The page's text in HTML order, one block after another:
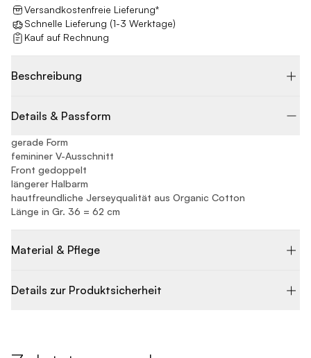
Versandkostenfreie Lieferung*
Schnelle Lieferung (1-3 Werktage)
Kauf auf Rechnung
Beschreibung
Details & Passform
gerade Form
femininer V-Ausschnitt
Front gedoppelt
längerer Halbarm
hautfreundliche Jerseyqualität aus Organic Cotton
Länge in Gr. 36 = 62 cm
Material & Pflege
Details zur Produktsicherheit